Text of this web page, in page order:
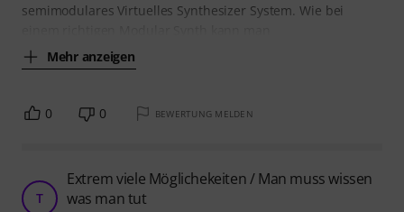
semimodulares Virtuelles Synthesizer System. Wie bei
Mehr anzeigen
0 0 BEWERTUNG MELDEN
T
Extrem viele Möglichekeiten / Man muss wissen
was man tut